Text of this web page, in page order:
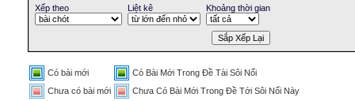
Xếp theo
Liệt kê Khoảng thời gian
Có bài mới
Có Bài Mới Trong Ðề Tài Sôi Nổi
Chưa có bài mới
Chưa Có Bài Mới Trong Ðề Tới Sôi Nổi Này